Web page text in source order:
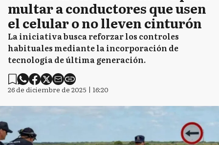
multar a conductores que usen
el celular o no lleven cinturón
La iniciativa busca reforzar los controles
habituales mediante la incorporación de
tecnología de última generación.
26 de diciembre de 2025 | 16:20